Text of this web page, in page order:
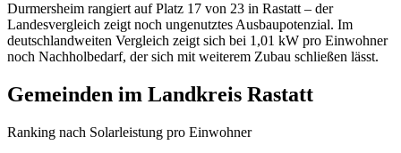
Durmersheim rangiert auf Platz 17 von 23 in Rastatt – der
Landesvergleich zeigt noch ungenutztes Ausbaupotenzial. Im
deutschlandweiten Vergleich zeigt sich bei 1,01 kW pro Einwohner
noch Nachholbedarf, der sich mit weiterem Zubau schließen lässt.
Gemeinden im Landkreis Rastatt
Ranking nach Solarleistung pro Einwohner